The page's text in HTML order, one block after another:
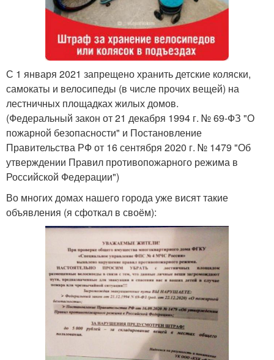
С 1 января 2021 запрещено хранить детские коляски,
самокаты и велосипеды (в числе прочих вещей) на
лестничных площадках жилых домов.
(Федеральный закон от 21 декабря 1994 г. № 69-ФЗ "О
пожарной безопасности" и Постановление
Правительства РФ от 16 сентября 2020 г. № 1479 "Об
утверждении Правил противопожарного режима в
Российской Федерации")
Во многих домах нашего города уже висят такие
объявления (я сфоткал в своём):